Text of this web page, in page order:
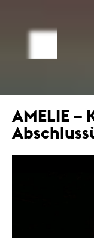
AMELIE